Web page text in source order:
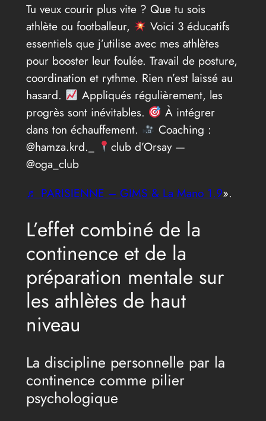
Tu veux courir plus vite ? Que tu sois
athlète ou footballeur,
Voici 3 éducatifs
essentiels que j’utilise avec mes athlètes
pour booster leur foulée. Travail de posture,
coordination et rythme. Rien n’est laissé au
hasard.
Appliqués régulièrement, les
progrès sont inévitables.
À intégrer
dans ton échauffement.
Coaching :
@hamza.krd._
club d’Orsay —
@oga_club
♬ PARISIENNE – GIMS & La Mano 1.9».
L’effet combiné de la
continence et de la
préparation mentale sur
les athlètes de haut
niveau
La discipline personnelle par la
continence comme pilier
psychologique